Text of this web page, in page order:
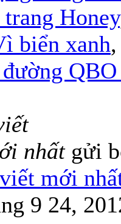
trang Honey
biển xanh
nhấtgửi
9 24,